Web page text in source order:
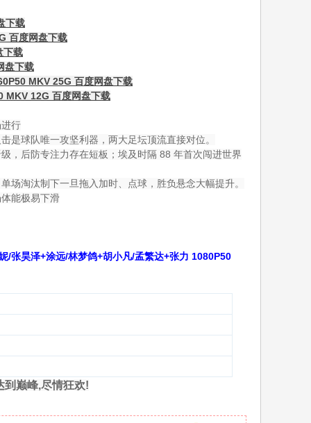
下载
百度网盘下载
下载
盘下载
MKV 25G 百度网盘下载
MKV 12G 百度网盘下载
行
是球队唯一攻坚利器，两大足坛顶流直接对位。
，后防专注力存在短板；埃及时隔 88 年首次闯进世界
场淘汰制下一旦拖入加时、点球，胜负悬念大幅提升。
能极易下滑
/张昊泽+涂远/林梦鸽+胡小凡/孟繁达+张力 1080P50
到巅峰,尽情狂欢!